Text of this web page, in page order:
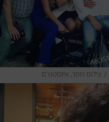
/ צילום מסך, אינסטגרם